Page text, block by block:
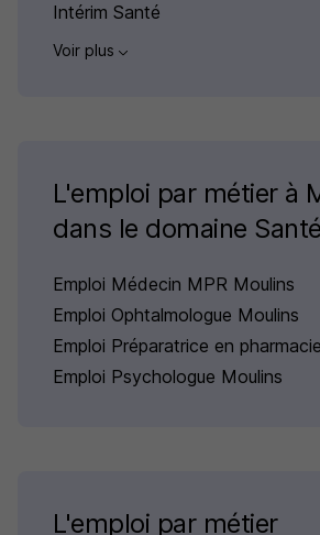
Intérim Santé
Voir plus
L'emploi par métier à
dans le domaine Santé
Emploi Médecin MPR Moulins
Emploi Ophtalmologue Moulins
Emploi Préparatrice en
Emploi Psychologue Moulins
L'emploi par métier